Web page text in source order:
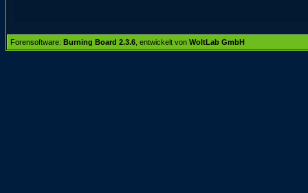
Forensoftware: Burning Board 2.3.6 , entwickelt von WoltLab GmbH